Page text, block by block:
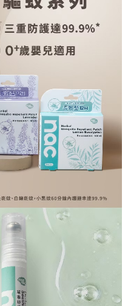
需儲值。
結帳。
。
，將跳轉至「AFTEE先享後付」
可完成結帳。
訊。
訊中的連結，可透過四大超商／
方視為交易完成。
，但若您需要取消訂單，請聯絡
仍視為有效，需透過AFTEE先享
結帳頁面顯示為準，若有關於
疑問，請聯繫「AFTEE先享後付
support/home
AFTEE先享後付」服務完成之交
，並將交易相關給付款項請求債
址：
或監護人之同意方可使用
起之損失，本公司不負相關責
別帳號之用戶狀況，依本公司即
足之情形，本公司將視審查結果
費
費
費
費
費